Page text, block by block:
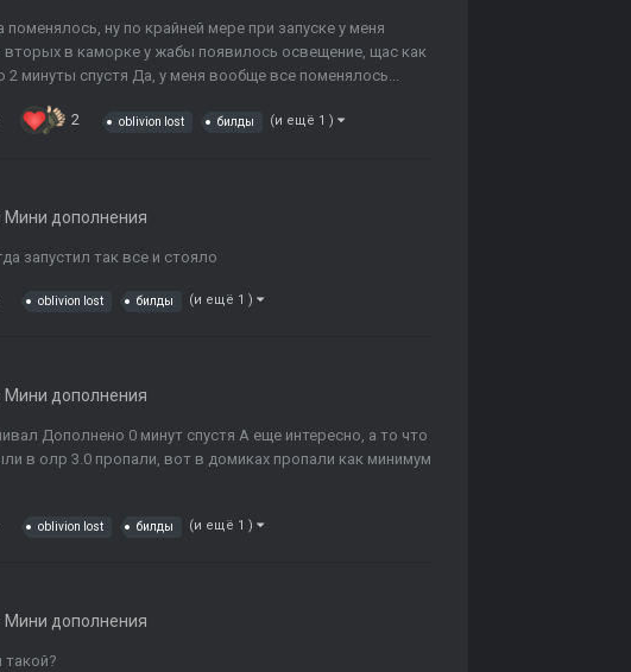
ну по крайней мере при запуске у меня
в каморке у жабы появилось освещение, щас как
минуты спустя Да, у меня вообще все поменялось...
2 oblivion lost билды (и ещё 1 )
Мини дополнения
запустил так все и стояло
oblivion lost билды (и ещё 1 )
Мини дополнения
Дополнено 0 минут спустя А еще интересно, а то что
в олр 3.0 пропали, вот в домиках пропали как минимум
oblivion lost билды (и ещё 1 )
Мини дополнения